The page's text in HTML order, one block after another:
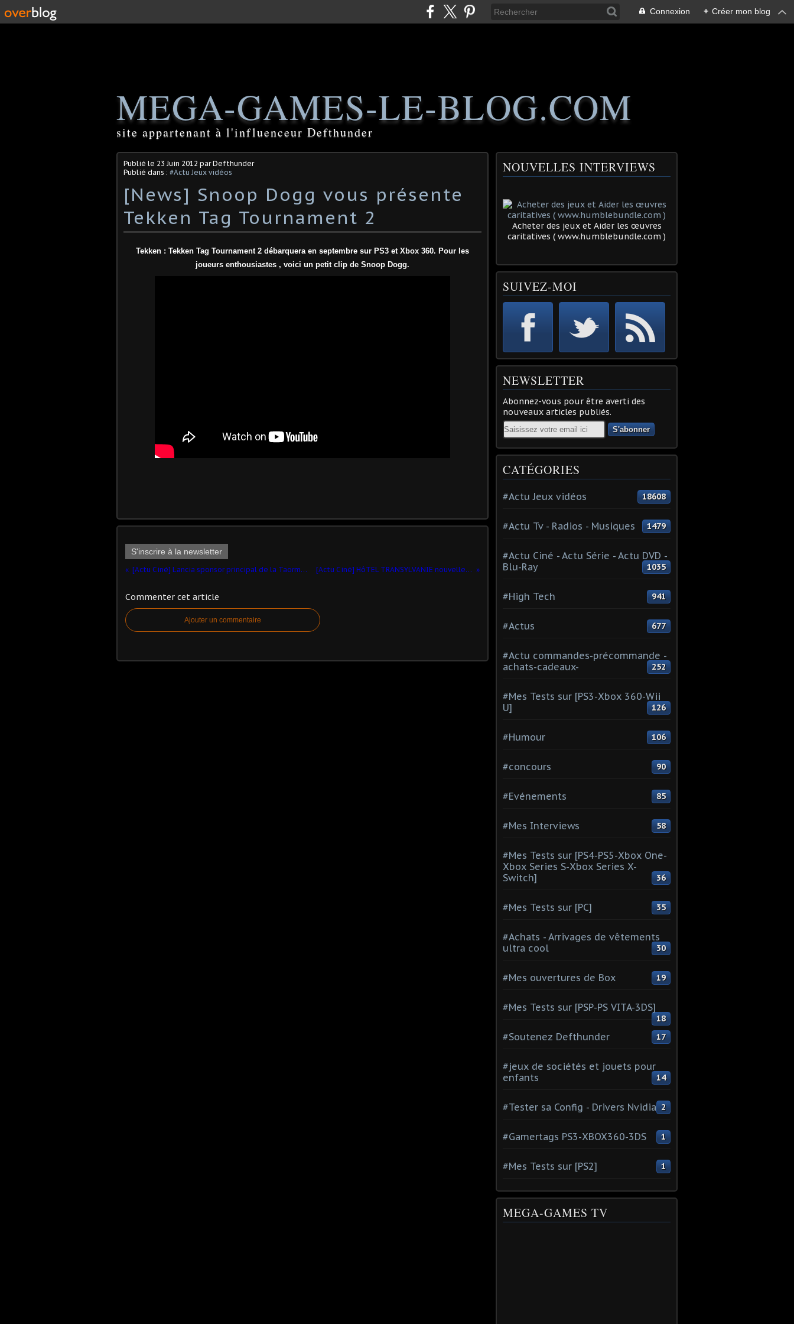
Connexion + Créer mon blog
MEGA-GAMES-LE-BLOG.COM
site appartenant à l'influenceur Defthunder
Publié le 23 Juin 2012 par Defthunder
Publié dans : #Actu Jeux vidéos
[News] Snoop Dogg vous présente
Tekken : Tekken Tag Tournament 2 débarquera en septembre sur PS3 et Xbox 360. Pour les
joueurs enthousiastes , voici un petit clip de Snoop Dogg.
S'inscrire à la newsletter
[Actu Ciné] Lancia sponsor principal de la Taormina Film Fest 2012 [Actu Ciné] HôTEL TRANSYLVANIE nouvelle bande-annonce
Commenter cet article
Ajouter un commentaire
NOUVELLES INTERVIEWS
Acheter des jeux et Aider les œuvres
caritatives ( www.humblebundle.com )
SUIVEZ-MOI
NEWSLETTER
Abonnez-vous pour être averti des
nouveaux articles publiés.
Email
CATÉGORIES
#Actu Jeux vidéos 18608
#Actu Tv - Radios - Musiques 1479
#Actu Ciné - Actu Série - Actu DVD -
Blu-Ray
1035
#High Tech 941
#Actus 677
#Actu commandes-précommande -
achats-cadeaux-
252
#Mes Tests sur [PS3-Xbox 360-Wii
U]
126
#Humour 106
#concours 90
#Evénements 85
#Mes Interviews 58
#Mes Tests sur [PS4-PS5-Xbox One-
Xbox Series S-Xbox Series X-
Switch]
36
#Mes Tests sur [PC] 35
#Achats - Arrivages de vêtements
ultra cool
30
#Mes ouvertures de Box 19
#Mes Tests sur [PSP-PS VITA-3DS]
18
#Soutenez Defthunder 17
#jeux de sociétés et jouets pour
enfants
14
#Tester sa Config - Drivers Nvidia 2
#Gamertags PS3-XBOX360-3DS 1
#Mes Tests sur [PS2] 1
MEGA-GAMES TV